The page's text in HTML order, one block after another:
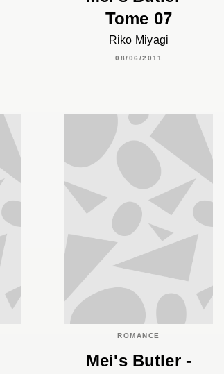
Tome 07
Riko Miyagi
08/06/2011
ROMANCE
Mei's Butler -